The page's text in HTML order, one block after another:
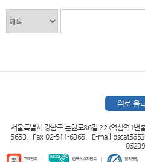
위로 올
서울특별시 강남구 논현로86길 22 (역삼역1
5653, Fax:02-511-6365, E-
06239